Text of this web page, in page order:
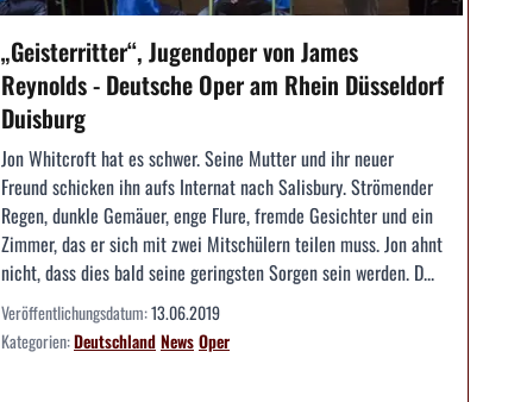
„Geisterritter“, Jugendoper von James
Reynolds - Deutsche Oper am Rhein Düsseldorf
Duisburg
Jon Whitcroft hat es schwer. Seine Mutter und ihr neuer
Freund schicken ihn aufs Internat nach Salisbury. Strömender
Regen, dunkle Gemäuer, enge Flure, fremde Gesichter und ein
Zimmer, das er sich mit zwei Mitschülern teilen muss. Jon ahnt
nicht, dass dies bald seine geringsten Sorgen sein werden. D...
Veröffentlichungsdatum:13.06.2019
Kategorien:DeutschlandNewsOper